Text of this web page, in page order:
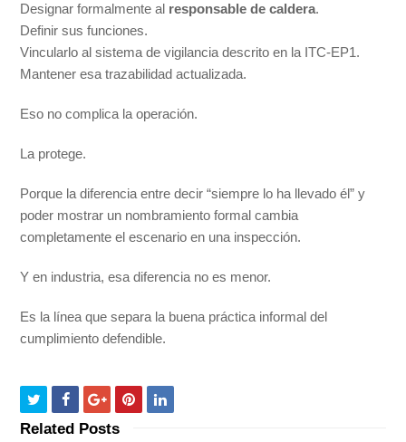
Designar formalmente al responsable de caldera.
Definir sus funciones.
Vincularlo al sistema de vigilancia descrito en la ITC-EP1.
Mantener esa trazabilidad actualizada.
Eso no complica la operación.
La protege.
Porque la diferencia entre decir “siempre lo ha llevado él” y
poder mostrar un nombramiento formal cambia
completamente el escenario en una inspección.
Y en industria, esa diferencia no es menor.
Es la línea que separa la buena práctica informal del
cumplimiento defendible.
Related Posts